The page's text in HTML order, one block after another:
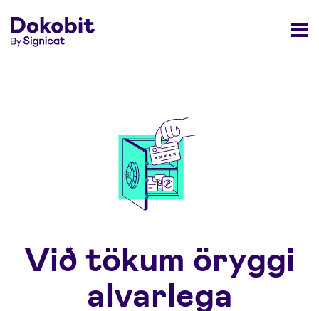
Við tökum öryggi
alvarlega